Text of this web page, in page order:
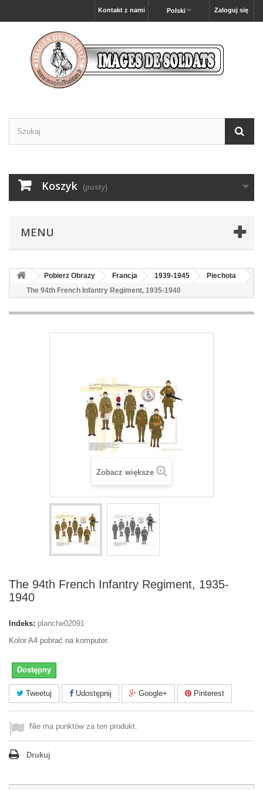
Zaloguj się
Polski
Kontakt z nami
Koszyk (pusty)
MENU
Pobierz Obrazy Francja 1939-1945
Piechota
The 94th French Infantry Regiment, 1935-1940
Zobacz większe
The 94th French Infantry Regiment, 1935-
1940
Indeks: planche02091
Kolor A4 pobrać na komputer.
Dostępny
Tweetuj Udostępnij Google+ Pinterest
Nie ma punktów za ten produkt.
Drukuj